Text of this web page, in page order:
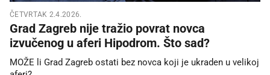
ČETVRTAK 2.4.2026.
Grad Zagreb nije tražio povrat novca
izvučenog u aferi Hipodrom. Što sad?
MOŽE li Grad Zagreb ostati bez novca koji je ukraden u velikoj